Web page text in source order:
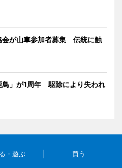
会が山車参加者募集 伝統に触
鳥」が1周年 駆除により失われ
・遊ぶ 買う